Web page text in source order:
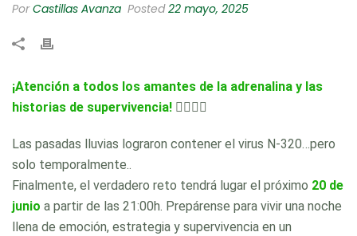
PorCastillas Avanza Posted22 mayo, 2025
¡Atención a todos los amantes de la adrenalina y las
historias de supervivencia! 🧟‍♂🧟‍♀
Las pasadas lluvias lograron contener el virus N-320…pero
solo temporalmente..
Finalmente, el verdadero reto tendrá lugar el próximo 20 de
junio a partir de las 21:00h. Prepárense para vivir una noche
llena de emoción, estrategia y supervivencia en un